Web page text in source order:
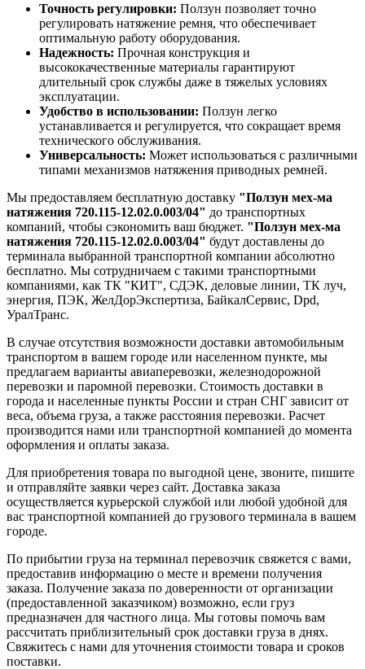
Точность регулировки: Ползун позволяет точно
регулировать натяжение ремня, что обеспечивает
оптимальную работу оборудования.
Надежность: Прочная конструкция и
высококачественные материалы гарантируют
длительный срок службы даже в тяжелых условиях
эксплуатации.
Удобство в использовании: Ползун легко
устанавливается и регулируется, что сокращает время
технического обслуживания.
Универсальность: Может использоваться с различными
типами механизмов натяжения приводных ремней.
Мы предоставляем бесплатную доставку "Ползун мех-ма
натяжения 720.115-12.02.0.003/04" до транспортных
компаний, чтобы сэкономить ваш бюджет. "Ползун мех-ма
натяжения 720.115-12.02.0.003/04" будут доставлены до
терминала выбранной транспортной компании абсолютно
бесплатно. Мы сотрудничаем с такими транспортными
компаниями, как ТК "КИТ", СДЭК, деловые линии, ТК луч,
энергия, ПЭК, ЖелДорЭкспертиза, БайкалСервис, Dpd,
УралТранс.
В случае отсутствия возможности доставки автомобильным
транспортом в вашем городе или населенном пункте, мы
предлагаем варианты авиаперевозки, железнодорожной
перевозки и паромной перевозки. Стоимость доставки в
города и населенные пункты России и стран СНГ зависит от
веса, объема груза, а также расстояния перевозки. Расчет
производится нами или транспортной компанией до момента
оформления и оплаты заказа.
Для приобретения товара по выгодной цене, звоните, пишите
и отправляйте заявки через сайт. Доставка заказа
осуществляется курьерской службой или любой удобной для
вас транспортной компанией до грузового терминала в вашем
городе.
По прибытии груза на терминал перевозчик свяжется с вами,
предоставив информацию о месте и времени получения
заказа. Получение заказа по доверенности от организации
(предоставленной заказчиком) возможно, если груз
предназначен для частного лица. Мы готовы помочь вам
рассчитать приблизительный срок доставки груза в днях.
Свяжитесь с нами для уточнения стоимости товара и сроков
поставки.